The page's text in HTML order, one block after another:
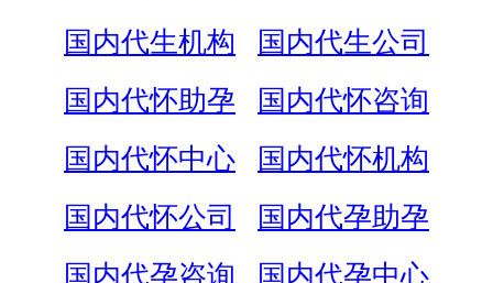
国内代生机构
国内代生公司
国内代怀助孕
国内代怀咨询
国内代怀中心
国内代怀机构
国内代怀公司
国内代孕助孕
国内代孕咨询
国内代孕中心